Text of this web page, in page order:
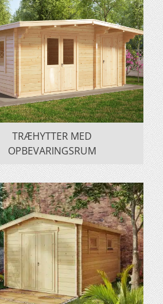
TRÆHYTTER MED
OPBEVARINGSRUM